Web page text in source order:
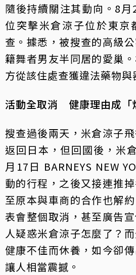
隨後持續關注其動向。8
位突擊米倉涼子位於東京
查。據悉，被搜查的高級
籍舞者男友半同居的愛巢
方從該住處查獲違法藥物與
活動全取消 健康理由成「
搜查過後兩天，米倉涼子
返回日本，但回國後，米
月17日 BARNEYS NEW
動的行程，之後又接連推
至原本與車商的合作也解
表會整個取消，甚至廣告
人疑惑米倉涼子怎麼了？
健康不佳而休養，如今卻
讓人相當震撼。